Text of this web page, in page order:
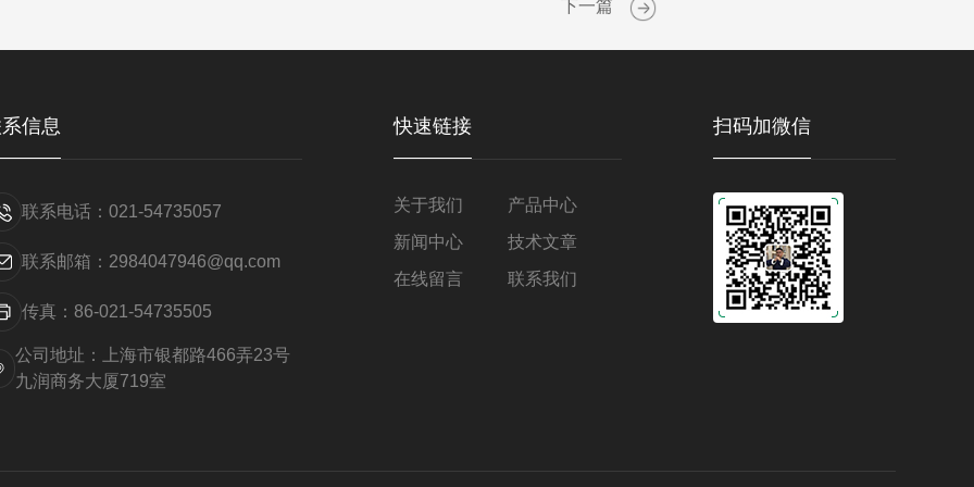
下一篇
信息
联系电话：021-54735057
联系邮箱：2984047946@qq.com
传真：86-021-54735505
公司地址：上海市银都路466弄23号
九润商务大厦719室
快速链接
关于我们
产品中心
新闻中心
技术文章
在线留言
联系我们
扫码加微信